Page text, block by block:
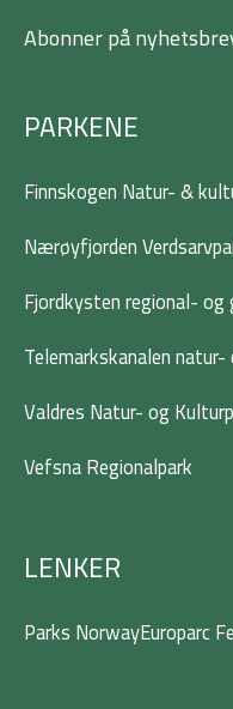
o
-
f
e
a
g
Abonner på
PARKENE
Finnskogen Natur- &
Nærøyfjorden
Fjordkysten regional- og
Telemarkskanalen
Valdres Natur- og
Vefsna Regionalpark
LENKER
Parks NorwayEuroparc